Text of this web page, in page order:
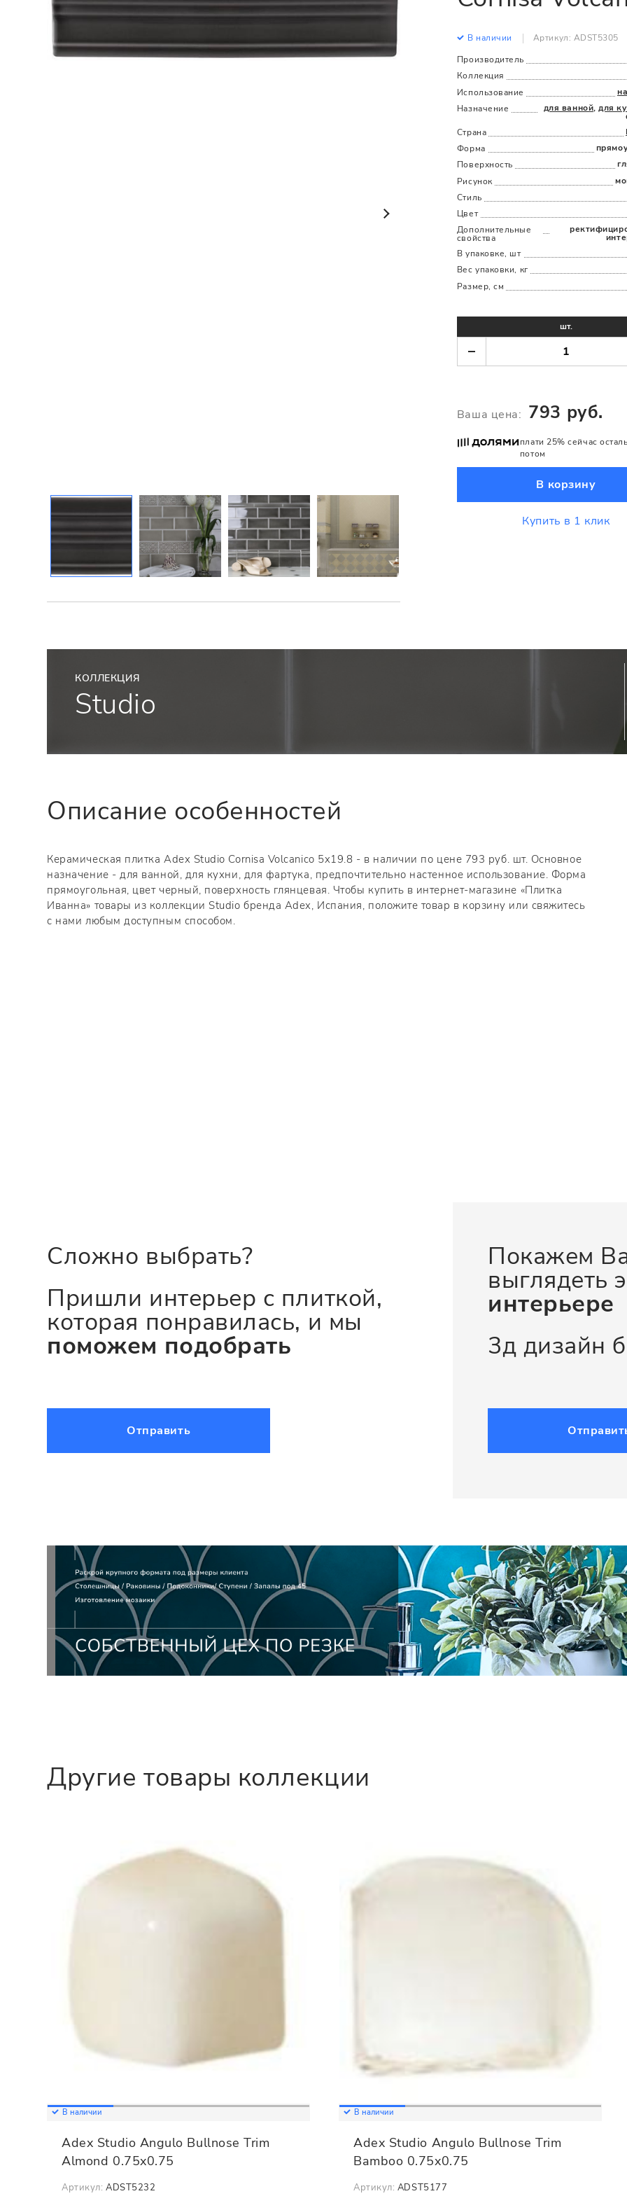
Для кухни
Все
Все
Все
Посмотреть весь керамогранит
Посмотреть всю мозаику
В наличии
Артикул: ADST5305
Производитель
Коллекция
Использование
Назначение
для ванной,для
Страна
Форма
Поверхность
Рисунок
Стиль
Цвет
Дополнительные
cвойства
В упаковке, шт
Вес упаковки, кг
Размер, см
шт.
Ваша цена: 793 руб.
плати 25% сейчас
потом
В корзину
Купить в 1 клик
КОЛЛЕКЦИЯ
Studio
Описание особенностей
Керамическая плитка Adex Studio Cornisa Volcanico 5x19.8 - в наличии по цене 793 руб. шт. Основное
назначение - для ванной, для кухни, для фартука, предпочтительно настенное использование. Форма
прямоугольная, цвет черный, поверхность глянцевая. Чтобы купить в интернет-магазине «Плитка
Иванна» товары из коллекции Studio бренда Adex, Испания, положите товар в корзину или свяжитесь
с нами любым доступным способом.
Сложно выбрать?
Пришли интерьер с плиткой,
которая понравилась, и мы
поможем подобрать
Отправить
Покажем
выглядеть
интерьере
3д дизайн
Другие товары коллекции
В наличии
Adex Studio Angulo Bullnose Trim
Almond 0.75x0.75
Артикул: ADST5232
В наличии
Adex Studio Angulo Bullnose Trim
Bamboo 0.75x0.75
Артикул: ADST5177